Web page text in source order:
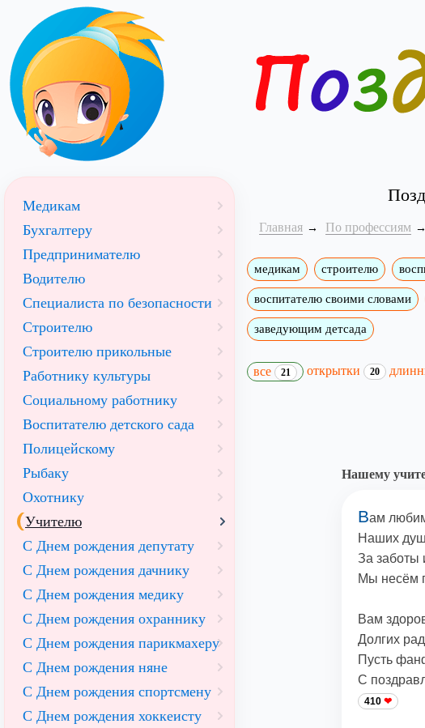
Главная По профессиям
медикам строителю
воспитателю своими словами
заведующим детсада
все 21 открытки 20
Нашему
Вам
Наших душ
За заботы
Мы несём
Вам
Долгих
Пусть
С
410
Медикам
Бухгалтеру
Предпринимателю
Водителю
Специалиста по безопасности
Строителю
Строителю прикольные
Работнику культуры
Социальному работнику
Воспитателю детского сада
Полицейскому
Рыбаку
Охотнику
Учителю
С Днем рождения депутату
С Днем рождения дачнику
С Днем рождения медику
С Днем рождения охраннику
С Днем рождения парикмахеру
С Днем рождения няне
С Днем рождения спортсмену
С Днем рождения хоккеисту